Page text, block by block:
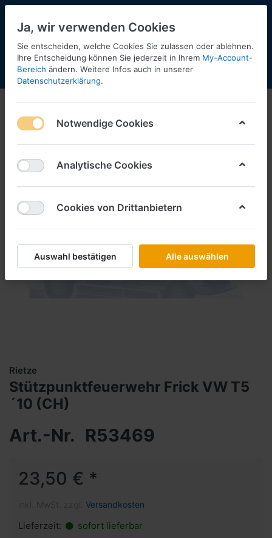
Menü Anmelden Shopaktualisierung
Rietze
Stützpunktfeuerwehr Frick VW T5
´10 (CH)
Art.-Nr. R53469
23,50 € *
Versandkosten
Lieferzeit: sofort lieferbar
Ja, wir verwenden Cookies
Sie entscheiden, welche Cookies Sie zulassen oder ablehnen.
Ihre Entscheidung können Sie jederzeit in Ihrem My-Account-
Bereich ändern. Weitere Infos auch in unserer
Datenschutzerklärung.
Notwendige Cookies
Analytische Cookies
Cookies von Drittanbietern
Auswahl bestätigen Alle auswählen